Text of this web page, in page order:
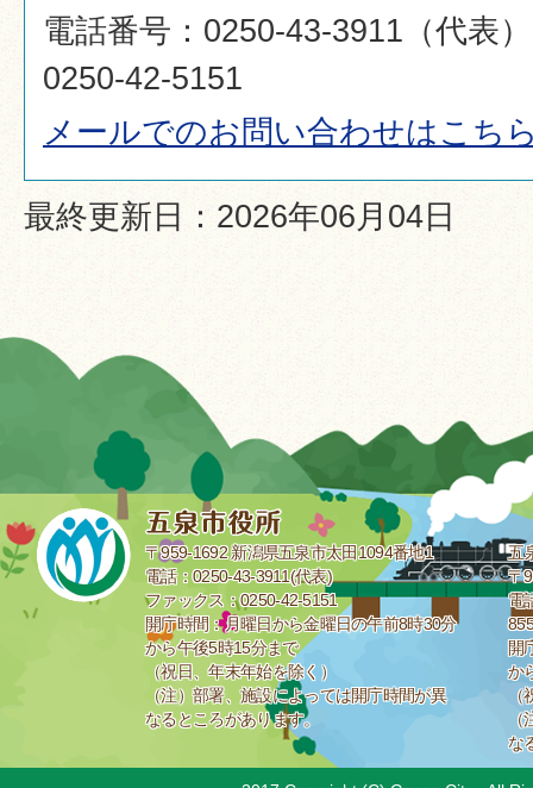
電話番号：0250-43-3911（代表
0250-42-5151
メールでのお問い合わせはこち
最終更新日：2026年06月04日
〒959-1692 新潟県五泉市太田1094番地1
電話：0250-43-3911(代表)
ファックス：0250-42-5151
開庁時間：月曜日から金曜日の午前8時30分
から午後5時15分まで
（祝日、年末年始を除く）
（注）部署、施設によっては開庁時間が異
なるところがあります。
五
〒
電
開
か
な